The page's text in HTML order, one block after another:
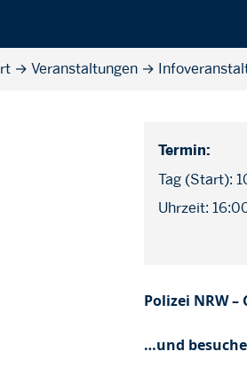
→ Veranstaltungen →
Termin:
Tag (Start):
Uhrzeit:
Polizei NRW
…und